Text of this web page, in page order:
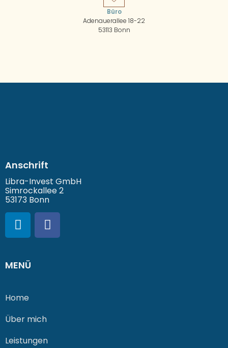
Büro
Adenauerallee 18-22
53113 Bonn
Anschrift
Libra-Invest GmbH
Simrockallee 2
53173 Bonn
MENÜ
Home
Über mich
Leistungen